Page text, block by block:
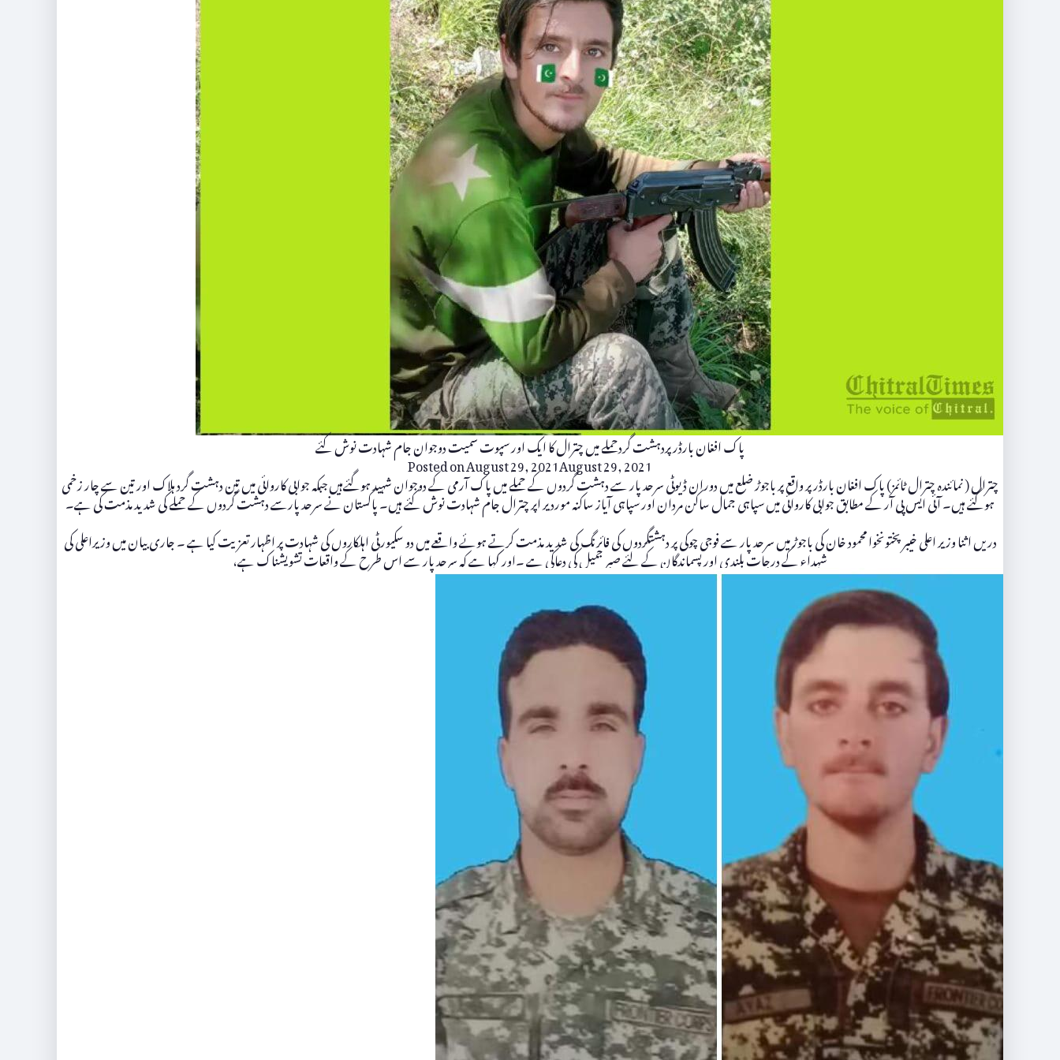
پاک افغان بارڈر پردہشت گردحملے میں چترال کا ایک اور سپوت سمیت دوجوان جام شہادت نوش کئے
Posted onAugust 29, 2021August 29, 2021
چترال ( نمائندہ چترال ٹائمز) پاک افغان بارڈر پر واقع پر باجوڑ ضلع میں دوران ڈیوٹی سرحد پار سے دہشت گردوں کے حملے میں پاک آرمی کے دوجوان شہید ہوگئےہیں جبکہ جوابی کاروائی میں تین دہشت گرد ہلاک اور تین سے چار زخمی
ہوگئے ہیں۔ آئی ایس پی آر کے مطابق جوابی کاروائی میں سپاہی جمال ساکن مردان اور سپاہی آیاز ساکنہ موردیر اپر چترال جام شہادت نوش کئے ہیں۔ پاکستان نے سرحد پارسے دہشت گردوں کے حملے کی شدید مذمت کی ہے۔
دریں اثنا وزیر اعلی خیبر پختونخوا محمود خان کی باجوڑ میں سرحد پار سے فوجی چوکی پر دہشتگردوں کی فائرنگ کی شدید مذمت کرتے ہوئے واقعے میں دو سکیورٹی اہلکاروں کی شہادت پر اظہار تعزیت کیا ہے ۔ جاری بیان میں وزیراعلی کی
شہداء کے درجات بلندی اور پسماندگان کے لئے صبر جمیل کی دعاکی ہے ۔اور کہا ہے کہ سرحد پار سے اس طرح کے واقعات تشویشناک ہے،